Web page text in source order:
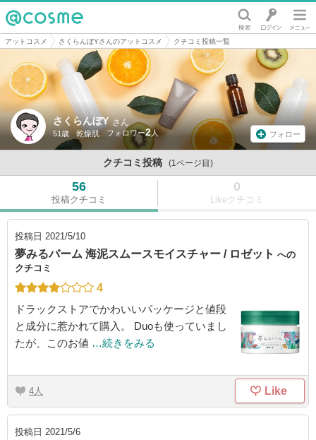
@cosme
アットコスメ さくらんぼYさんのアットコスメ クチコミ投稿一覧
さくらんぼY さん
51歳 乾燥肌 2 フォロー
クチコミ投稿 (1ページ目)
56
投稿クチコミ
0
Likeクチコミ
投稿日 2021/5/10
夢みるバーム 海泥スムースモイスチャー / ロゼット への
クチコミ
4
ドラックストアでかわいいパッケージと値段
と成分に惹かれて購入。 Duoも使っていまし
たが、このお値 …続きをみる
4 Like
投稿日 2021/5/6